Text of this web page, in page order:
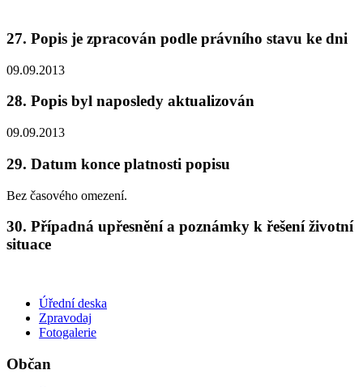
27. Popis je zpracován podle právního stavu ke dni
09.09.2013
28. Popis byl naposledy aktualizován
09.09.2013
29. Datum konce platnosti popisu
Bez časového omezení.
30. Případná upřesnění a poznámky k řešení životní
situace
Úřední deska
Zpravodaj
Fotogalerie
Občan